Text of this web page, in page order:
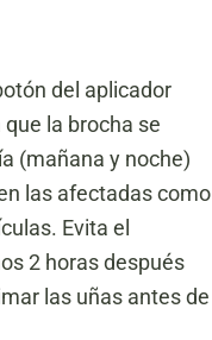
del aplicador
la brocha se
(mañana y noche)
las afectadas como
Evita el
2 horas después
las uñas antes de